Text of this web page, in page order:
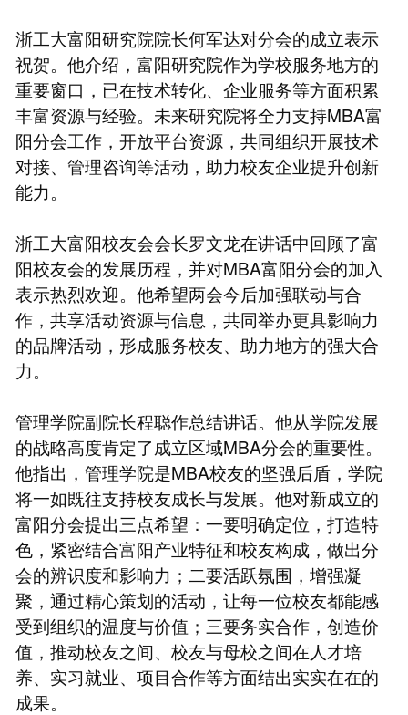
浙工大富阳研究院院长何军达对分会的成立表示
祝贺。他介绍，富阳研究院作为学校服务地方的
重要窗口，已在技术转化、企业服务等方面积累
丰富资源与经验。未来研究院将全力支持MBA富
阳分会工作，开放平台资源，共同组织开展技术
对接、管理咨询等活动，助力校友企业提升创新
能力。
浙工大富阳校友会会长罗文龙在讲话中回顾了富
阳校友会的发展历程，并对MBA富阳分会的加入
表示热烈欢迎。他希望两会今后加强联动与合
作，共享活动资源与信息，共同举办更具影响力
的品牌活动，形成服务校友、助力地方的强大合
力。
管理学院副院长程聪作总结讲话。他从学院发展
的战略高度肯定了成立区域MBA分会的重要性。
他指出，管理学院是MBA校友的坚强后盾，学院
将一如既往支持校友成长与发展。他对新成立的
富阳分会提出三点希望：一要明确定位，打造特
色，紧密结合富阳产业特征和校友构成，做出分
会的辨识度和影响力；二要活跃氛围，增强凝
聚，通过精心策划的活动，让每一位校友都能感
受到组织的温度与价值；三要务实合作，创造价
值，推动校友之间、校友与母校之间在人才培
养、实习就业、项目合作等方面结出实实在在的
成果。